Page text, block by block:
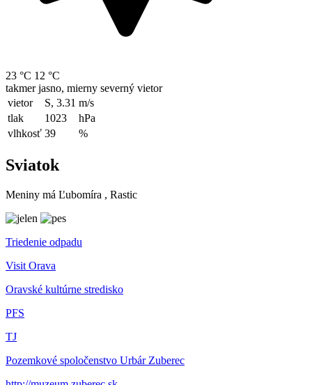
23 °C 12 °C
takmer jasno, mierny severný vietor
vietor
S, 3.31 m/s
tlak
1023
hPa
vlhkosť 39 %
Sviatok
Meniny má Ľubomíra , Rastic
Triedenie odpadu
Visit Orava
Oravské kultúrne stredisko
PFS
TJ
Pozemkové spoločenstvo Urbár Zuberec